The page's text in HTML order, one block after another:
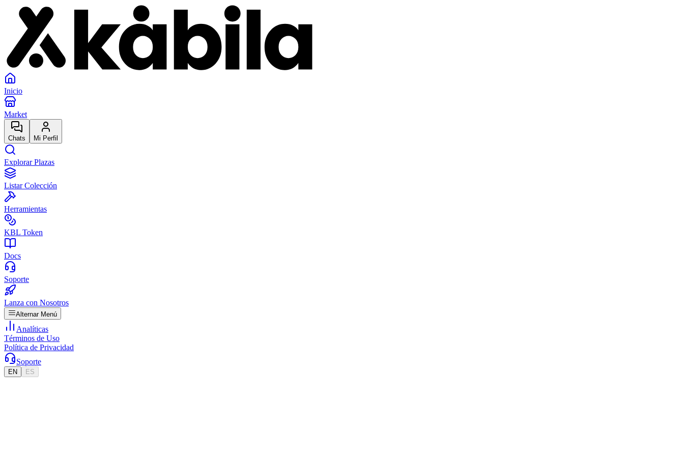
Inicio
Market
Chats Mi Perfil
Explorar Plazas
Listar Colección
Herramientas
KBL Token
Docs
Soporte
Lanza con Nosotros
Alternar Menú
Analíticas
Términos de Uso
Política de Privacidad
Soporte
EN ES